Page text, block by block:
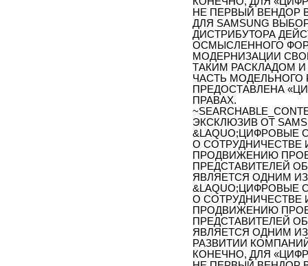
НЕ ПЕРВЫЙ ВЕНДОР
ДЛЯ SAMSUNG
ДИСТРИБУТОРА
ОСМЫСЛЕННОГО
МОДЕРНИЗАЦИИ
ТАКИМ РАСКЛАДОМ
ЧАСТЬ МОДЕЛЬНОГО
ПРЕДОСТАВЛЕНА
ПРАВАХ.
ЭКСКЛЮЗИВ ОТ
&LAQUO;ЦИФРОВЫЕ
О СОТРУДНИЧЕСТВЕ
ПРОДВИЖЕНИЮ
ПРЕДСТАВИТЕЛЕЙ
ЯВЛЯЕТСЯ ОДНИМ ИЗ
&LAQUO;ЦИФРОВЫЕ
О СОТРУДНИЧЕСТВЕ
ПРОДВИЖЕНИЮ
ПРЕДСТАВИТЕЛЕЙ
ЯВЛЯЕТСЯ ОДНИМ
РАЗВИТИИ
КОНЕЧНО, ДЛЯ